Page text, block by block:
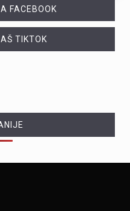
FACEBOOK
TIKTOK